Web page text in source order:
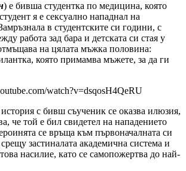
) е бивша студентка по медицина, която
я е сексуално нападнал на
в студентските си години, с
работа зад бара и детската си стая у
на цялата мъжка половина:
която примамва мъжете, за да ги
watch?v=dsqosH4QeRU
с бивш съученик се оказва илюзия,
че той е бил свидетел на нападението
се връща към първоначалната си
застиналата академична система и
насилие, като се самопожертва до най-